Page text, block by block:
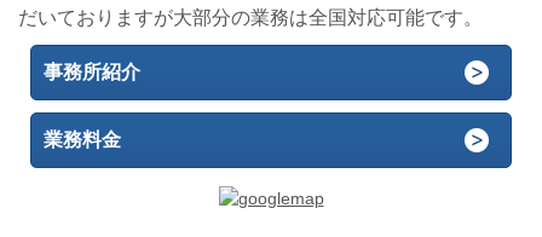
だいておりますが大部分の業務は全国対応可能です。
事務所紹介
業務料金